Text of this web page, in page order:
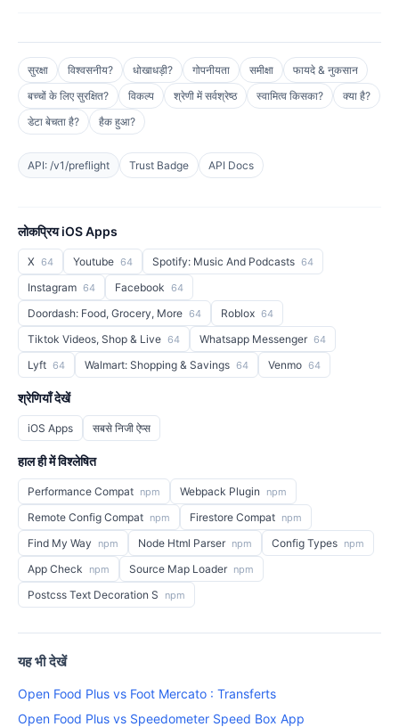
सुरक्षा विश्वसनीय? धोखाधड़ी? गोपनीयता समीक्षा
फायदे & नुकसान
बच्चों के लिए सुरक्षित?
विकल्प श्रेणी में सर्वश्रेष्ठ स्वामित्व किसका?
क्या है?
डेटा बेचता है?
हैक हुआ?
API: /v1/preflight Trust Badge API Docs
लोकप्रिय iOS Apps
X 64 Youtube 64 Spotify: Music And Podcasts 64
Instagram 64 Facebook 64
Doordash: Food, Grocery, More 64 Roblox 64
Tiktok Videos, Shop & Live 64 Whatsapp Messenger 64
Lyft 64 Walmart: Shopping & Savings 64 Venmo 64
श्रेणियाँ देखें
iOS Apps सबसे निजी ऐप्स
हाल ही में विश्लेषित
Performance Compat npm Webpack Plugin npm
Remote Config Compat npm Firestore Compat npm
Find My Way npm Node Html Parser npm Config Types npm
App Check npm Source Map Loader npm
Postcss Text Decoration S npm
यह भी देखें
Open Food Plus vs Foot Mercato : Transferts
Open Food Plus vs Speedometer Speed Box App